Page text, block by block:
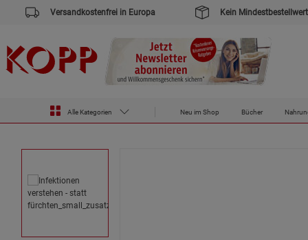
Versandkostenfrei in Europa Kein Mindestbestellwert
Alle Kategorien Neu im Shop Bücher
Zur Startseite des Kopp Verlag Online-Shop
Neuerscheinungen Infektionen verstehen - statt fürchten